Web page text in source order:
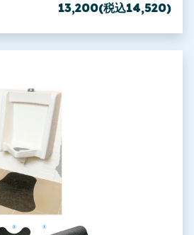
13,200(税込14,520)